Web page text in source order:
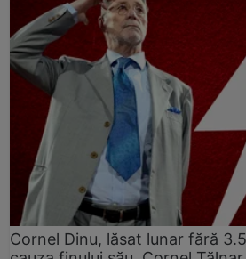
Cornel Dinu, lăsat lunar fără